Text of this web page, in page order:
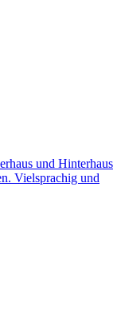
und Hinterhaus
Vielsprachig und